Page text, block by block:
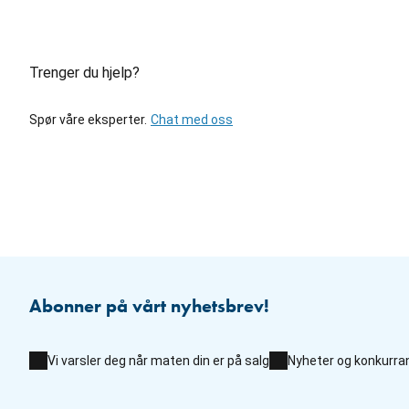
Trenger du hjelp?
Spør våre eksperter. Chat med oss
Abonner på vårt nyhetsbrev!
Vi varsler deg når maten din er på salg Nyheter og